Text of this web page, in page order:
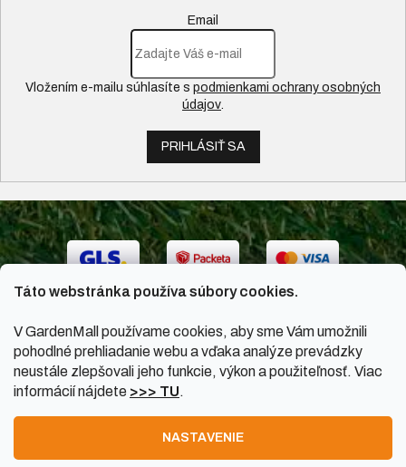
Táto webstránka používa súbory cookies.
V GardenMall používame cookies, aby sme Vám umožnili
pohodlné prehliadanie webu a vďaka analýze prevádzky
neustále zlepšovali jeho funkcie, výkon a použiteľnosť. Viac
informácií nájdete >>> TU.
NASTAVENIE
Email
Vložením e-mailu súhlasíte s podmienkami ochrany osobných
údajov
PRIHLÁSIŤ SA